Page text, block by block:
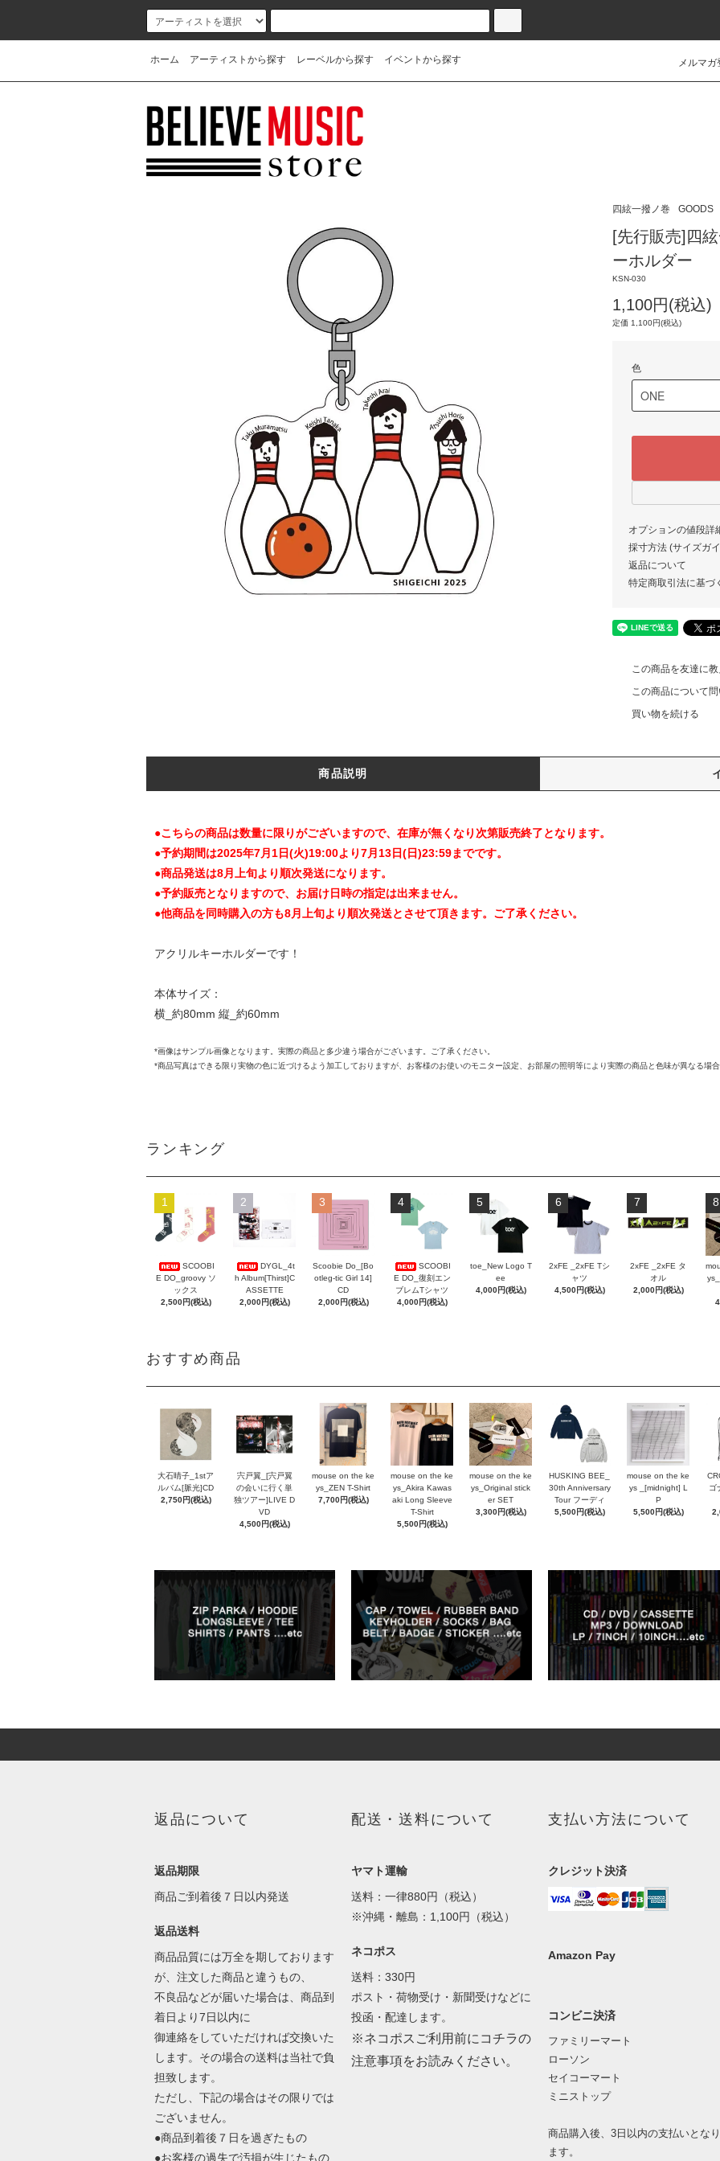
ホーム アーティストから探す レーベルから探す イベントから探す メルマ
四絃一撥ノ巻 GOODS
[先行販売]四
ーホルダー
KSN-030
1,100円(税込)
定価 1,100円(税込)
色
オプションの値段詳
採寸方法 (サイズガ
返品について
特定商取引法に基づ
この商品を友達に教
この商品について
買い物を続ける
商品説明
●こちらの商品は数量に限りがございますので、在庫が無くなり次第販売終了となります。
●予約期間は2025年7月1日(火)19:00より7月13日(日)23:59までです。
●商品発送は8月上旬より順次発送になります。
●予約販売となりますので、お届け日時の指定は出来ません。
●他商品を同時購入の方も8月上旬より順次発送とさせて頂きます。ご了承ください。
アクリルキーホルダーです！
本体サイズ：
横_約80mm 縦_約60mm
*画像はサンプル画像となります。実際の商品と多少違う場合がございます。ご了承ください。
*商品写真はできる限り実物の色に近づけるよう加工しておりますが、お客様のお使いのモニター設定、お部屋の照明等により実際の商品と色味が異なる場合
ランキング
1
SCOOBI
E DO_groovy ソ
ックス
2,500円(税込)
2
DYGL_4t
h Album[Thirst]C
ASSETTE
2,000円(税込)
3
Scoobie Do_[Bo
otleg-tic Girl 14]
CD
2,000円(税込)
4
SCOOBI
E DO_復刻エン
ブレムTシャツ
4,000円(税込)
5
toe_New Logo T
ee
4,000円(税込)
6
2xFE _2xFE Tシ
ャツ
4,500円(税込)
7
2xFE _2xFE タ
オル
2,000円(税込)
8
おすすめ商品
大石晴子_1stア
ルバム[脈光]CD
2,750円(税込)
宍戸翼_[宍戸翼
の会いに行く単
独ツアー]LIVE D
VD
4,500円(税込)
mouse on the ke
ys_ZEN T-Shirt
7,700円(税込)
mouse on the ke
ys_Akira Kawas
aki Long Sleeve
T-Shirt
5,500円(税込)
mouse on the ke
ys_Original stick
er SET
3,300円(税込)
HUSKING BEE_
30th Anniversary
Tour フーディ
5,500円(税込)
mouse on the ke
ys _[midnight] L
P
5,500円(税込)
ゴ
返品について
返品期限
商品ご到着後７日以内発送
返品送料
商品品質には万全を期しております
が、注文した商品と違うもの、
不良品などが届いた場合は、商品到
着日より7日以内に
御連絡をしていただければ交換いた
します。その場合の送料は当社で負
担致します。
ただし、下記の場合はその限りでは
ございません。
●商品到着後７日を過ぎたもの
●お客様の過失で汚損が生じたもの
配送・送料について
ヤマト運輸
送料：一律880円（税込）
※沖縄・離島：1,100円（税込）
ネコポス
送料：330円
ポスト・荷物受け・新聞受けなどに
投函・配達します。
※ネコポスご利用前にコチラの
注意事項をお読みください。
支払い方法について
クレジット決済
Amazon Pay
コンビニ決済
ファミリーマート
ローソン
セイコーマート
ミニストップ
商品購入後、3日以内の支払いとなり
ます。